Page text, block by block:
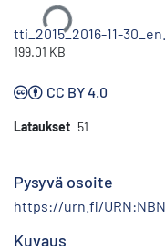
Ladataan...
tti_2015_2016-11-
199.01 KB
CC BY 4.0
Lataukset 51
Pysyvä osoite
https://urn.fi/
Kuvaus